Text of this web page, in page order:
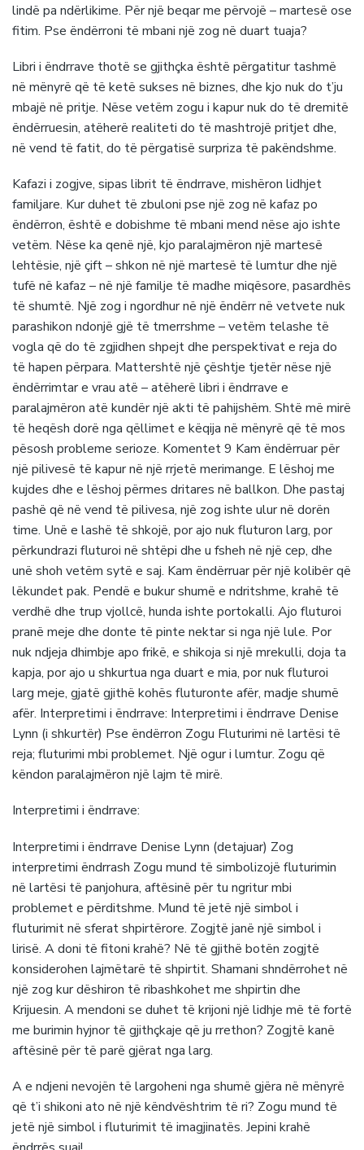
lindë pa ndërlikime. Për një beqar me përvojë – martesë ose
fitim. Pse ëndërroni të mbani një zog në duart tuaja?
Libri i ëndrrave thotë se gjithçka është përgatitur tashmë
në mënyrë që të ketë sukses në biznes, dhe kjo nuk do t’ju
mbajë në pritje. Nëse vetëm zogu i kapur nuk do të dremitë
ëndërruesin, atëherë realiteti do të mashtrojë pritjet dhe,
në vend të fatit, do të përgatisë surpriza të pakëndshme.
Kafazi i zogjve, sipas librit të ëndrrave, mishëron lidhjet
familjare. Kur duhet të zbuloni pse një zog në kafaz po
ëndërron, është e dobishme të mbani mend nëse ajo ishte
vetëm. Nëse ka qenë një, kjo paralajmëron një martesë
lehtësie, një çift – shkon në një martesë të lumtur dhe një
tufë në kafaz – në një familje të madhe miqësore, pasardhës
të shumtë. Një zog i ngordhur në një ëndërr në vetvete nuk
parashikon ndonjë gjë të tmerrshme – vetëm telashe të
vogla që do të zgjidhen shpejt dhe perspektivat e reja do
të hapen përpara. Mattershtë një çështje tjetër nëse një
ëndërrimtar e vrau atë – atëherë libri i ëndrrave e
paralajmëron atë kundër një akti të pahijshëm. Shtë më mirë
të heqësh dorë nga qëllimet e këqija në mënyrë që të mos
pësosh probleme serioze. Komentet 9 Kam ëndërruar për
një pilivesë të kapur në një rrjetë merimange. E lëshoj me
kujdes dhe e lëshoj përmes dritares në ballkon. Dhe pastaj
pashë që në vend të pilivesa, një zog ishte ulur në dorën
time. Unë e lashë të shkojë, por ajo nuk fluturon larg, por
përkundrazi fluturoi në shtëpi dhe u fsheh në një cep, dhe
unë shoh vetëm sytë e saj. Kam ëndërruar për një kolibër që
lëkundet pak. Pendë e bukur shumë e ndritshme, krahë të
verdhë dhe trup vjollcë, hunda ishte portokalli. Ajo fluturoi
pranë meje dhe donte të pinte nektar si nga një lule. Por
nuk ndjeja dhimbje apo frikë, e shikoja si një mrekulli, doja ta
kapja, por ajo u shkurtua nga duart e mia, por nuk fluturoi
larg meje, gjatë gjithë kohës fluturonte afër, madje shumë
afër. Interpretimi i ëndrrave: Interpretimi i ëndrrave Denise
Lynn (i shkurtër) Pse ëndërron Zogu Fluturimi në lartësi të
reja; fluturimi mbi problemet. Një ogur i lumtur. Zogu që
këndon paralajmëron një lajm të mirë.
Interpretimi i ëndrrave:
Interpretimi i ëndrrave Denise Lynn (detajuar) Zog
interpretimi ëndrrash Zogu mund të simbolizojë fluturimin
në lartësi të panjohura, aftësinë për tu ngritur mbi
problemet e përditshme. Mund të jetë një simbol i
fluturimit në sferat shpirtërore. Zogjtë janë një simbol i
lirisë. A doni të fitoni krahë? Në të gjithë botën zogjtë
konsiderohen lajmëtarë të shpirtit. Shamani shndërrohet në
një zog kur dëshiron të ribashkohet me shpirtin dhe
Krijuesin. A mendoni se duhet të krijoni një lidhje më të fortë
me burimin hyjnor të gjithçkaje që ju rrethon? Zogjtë kanë
aftësinë për të parë gjërat nga larg.
A e ndjeni nevojën të largoheni nga shumë gjëra në mënyrë
që t’i shikoni ato në një këndvështrim të ri? Zogu mund të
jetë një simbol i fluturimit të imagjinatës. Jepini krahë